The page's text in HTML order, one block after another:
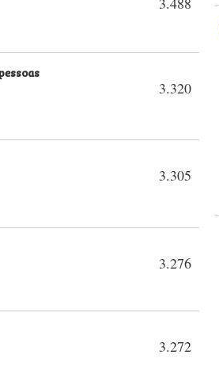
3.320
3.305
3.276
3.272